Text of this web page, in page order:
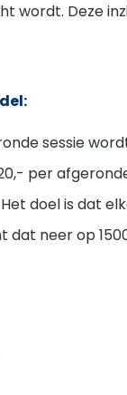
wordt. Deze
sessie
per
doel is dat
dat neer op